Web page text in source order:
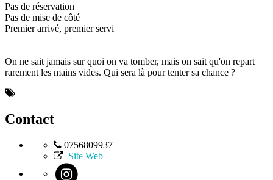
Pas de réservation
Pas de mise de côté
Premier arrivé, premier servi
On ne sait jamais sur quoi on va tomber, mais on sait qu'on repart
rarement les mains vides. Qui sera là pour tenter sa chance ?
Contact
0756809937
Site Web